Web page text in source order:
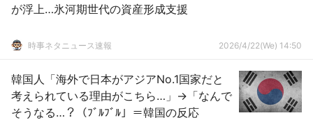
が浮上…氷河期世代の資産形成支援
時事ネタニュース速報 2026/4/22(We) 14:50
韓国人「海外で日本がアジアNo.1国家だと
考えられている理由がこちら…」→「なんで
そうなる…？（ﾌﾞﾙﾌﾞﾙ」＝韓国の反応